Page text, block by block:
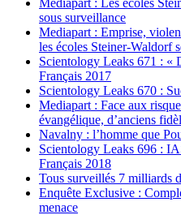
sous surveillance
Mediapart : Emprise,
les écoles Steiner-Waldorf
Scientology Leaks 671 : «
Français 2017
Scientology Leaks 670 :
Mediapart : Face aux
évangélique, d’anciens
Navalny : l’homme que
Scientology Leaks 696 :
Français 2018
Tous surveillés 7 milliards
Enquête Exclusive :
menace